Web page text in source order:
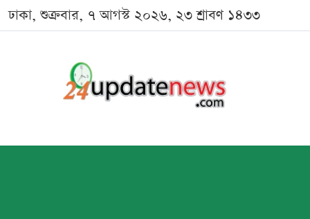
ঢাকা, শুক্রবার, ৭ আগস্ট ২০২৬, ২৩ শ্রাবণ ১৪৩৩